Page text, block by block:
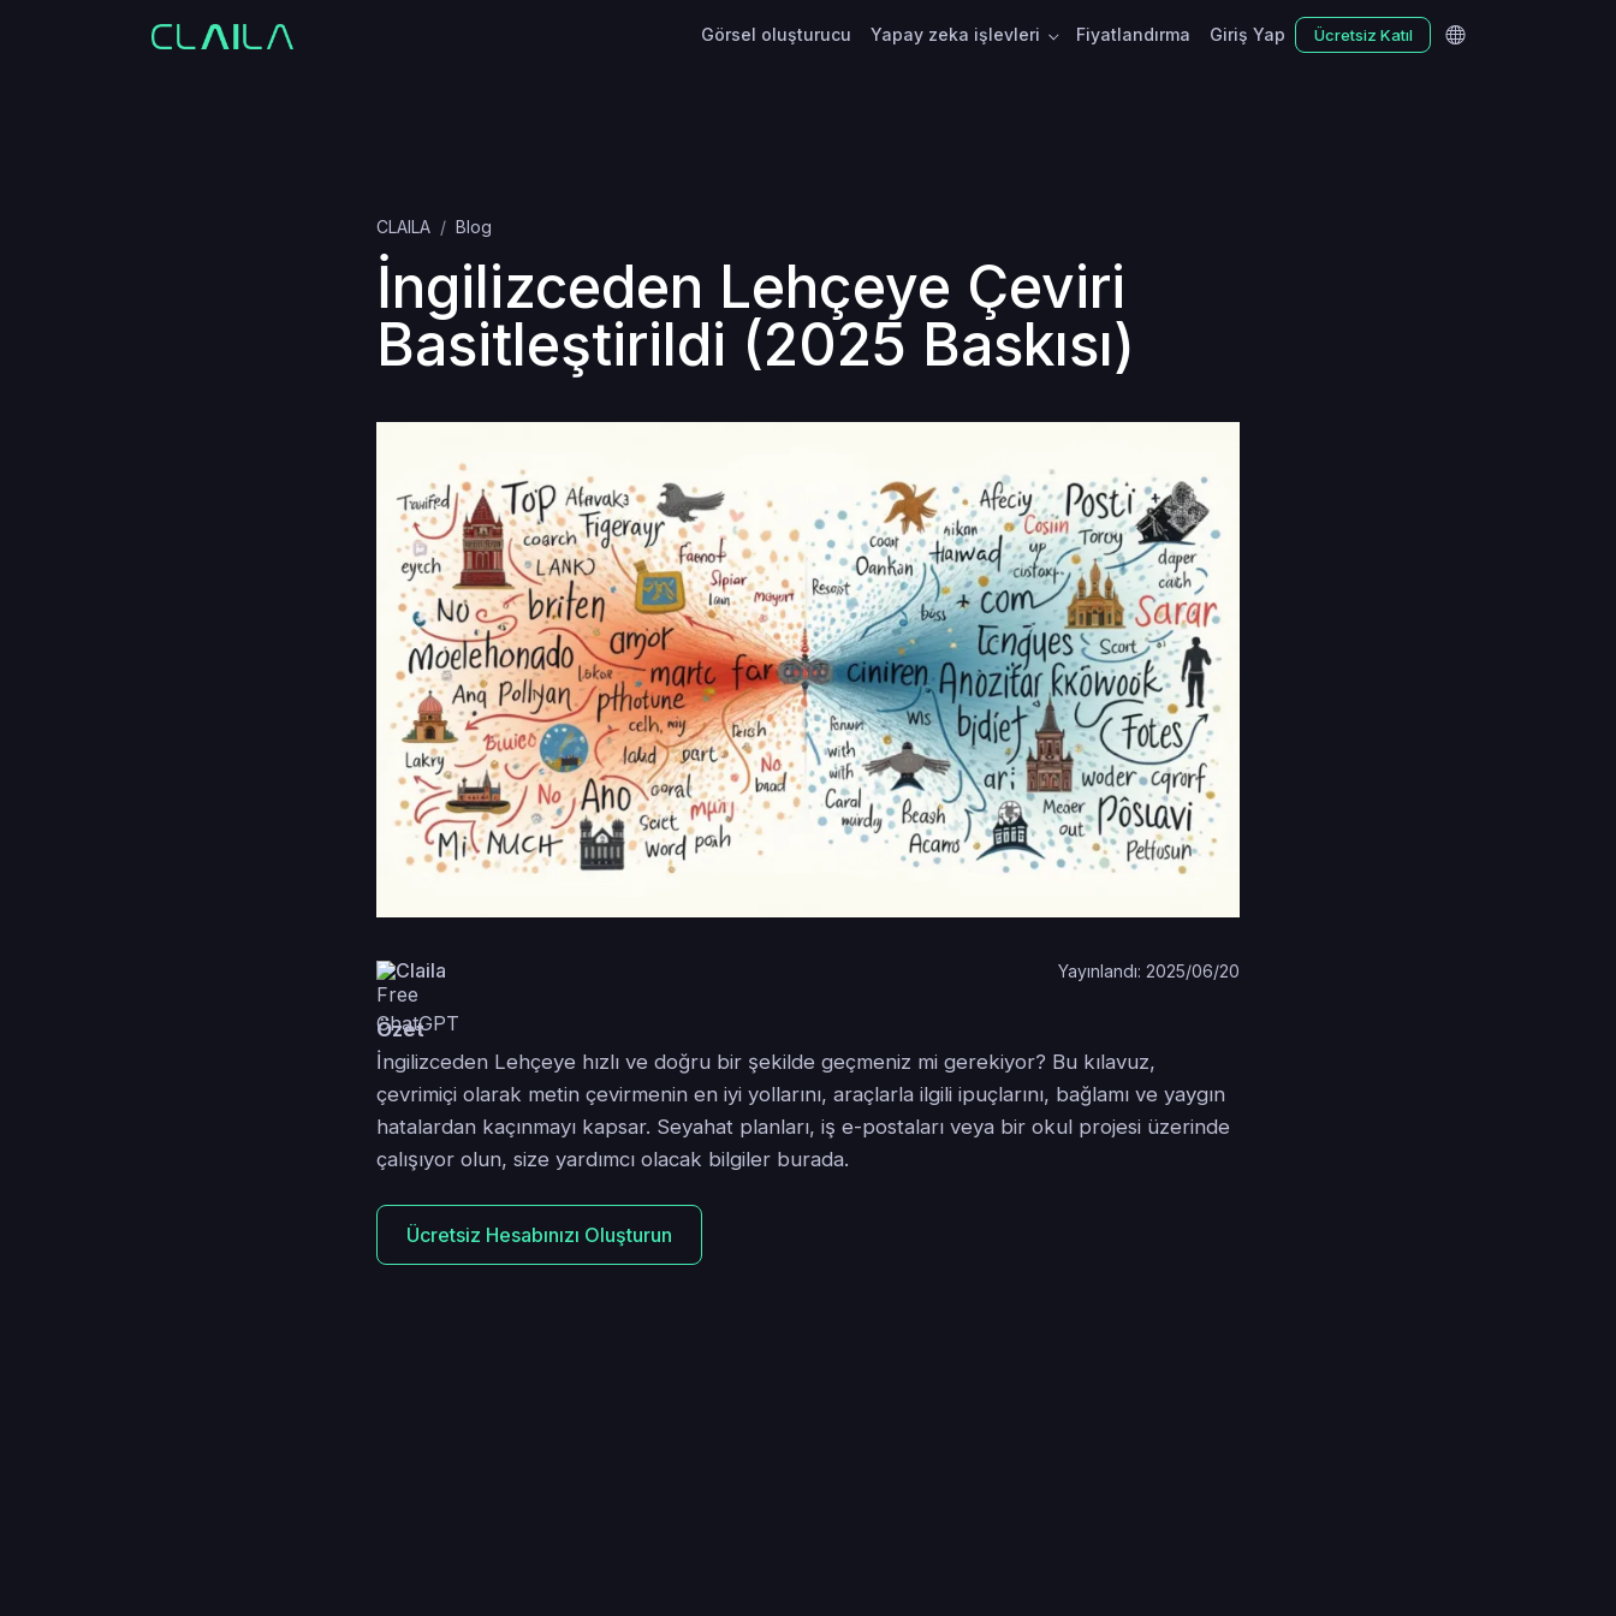
Görsel oluşturucu Yapay zeka işlevleri Fiyatlandırma Giriş Yap Ücretsiz Katıl
CLAILA Blog
İngilizceden Lehçeye Çeviri
Basitleştirildi (2025 Baskısı)
Claila Yayınlandı: 2025/06/20
Özet
İngilizceden Lehçeye hızlı ve doğru bir şekilde geçmeniz mi gerekiyor? Bu kılavuz,
çevrimiçi olarak metin çevirmenin en iyi yollarını, araçlarla ilgili ipuçlarını, bağlamı ve yaygın
hatalardan kaçınmayı kapsar. Seyahat planları, iş e-postaları veya bir okul projesi üzerinde
çalışıyor olun, size yardımcı olacak bilgiler burada.
Ücretsiz Hesabınızı Oluşturun